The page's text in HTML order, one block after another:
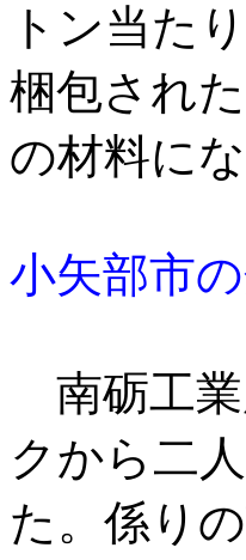
トン当た
梱包され
の材料に
小矢部市
南砺工業
クから二
た。係り